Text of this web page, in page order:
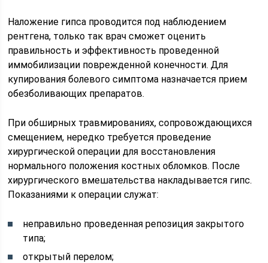
Наложение гипса проводится под наблюдением
рентгена, только так врач сможет оценить
правильность и эффективность проведенной
иммобилизации поврежденной конечности. Для
купирования болевого симптома назначается прием
обезболивающих препаратов.
При обширных травмированиях, сопровождающихся
смещением, нередко требуется проведение
хирургической операции для восстановления
нормального положения костных обломков. После
хирургического вмешательства накладывается гипс.
Показаниями к операции служат:
неправильно проведенная репозиция закрытого
типа;
открытый перелом;